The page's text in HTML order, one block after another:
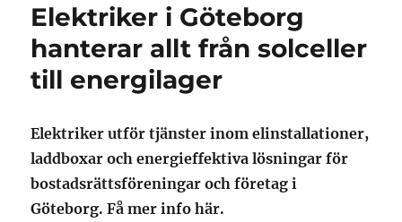
Elektriker i Göteborg
hanterar allt från solceller
till energilager
Elektriker utför tjänster inom elinstallationer,
laddboxar och energieffektiva lösningar för
bostadsrättsföreningar och företag i
Göteborg. Få mer info här.